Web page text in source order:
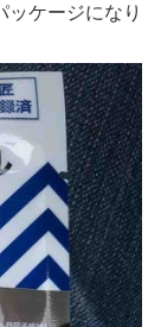
ッケージになり